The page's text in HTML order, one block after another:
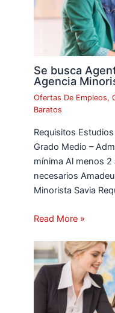
Se busca
Agencia
Ofertas De Empleos,
Baratos
Requisitos
Grado Medio –
mínima Al menos
necesarios
Minorista Savia
Read More »